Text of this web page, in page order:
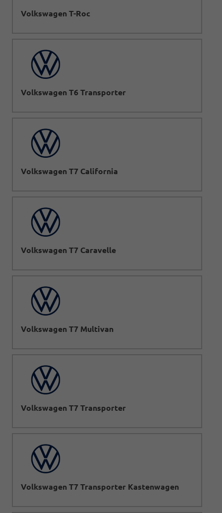
Volkswagen T-Roc
Volkswagen T6 Transporter
Volkswagen T7 California
Volkswagen T7 Caravelle
Volkswagen T7 Multivan
Volkswagen T7 Transporter
Volkswagen T7 Transporter Kastenwagen